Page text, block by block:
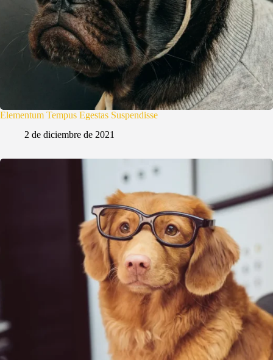
Elementum Tempus Egestas Suspendisse
2 de diciembre de 2021